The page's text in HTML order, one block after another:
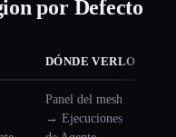
por Defecto
DÓNDE VERLO
Panel del mesh
→ Ejecuciones